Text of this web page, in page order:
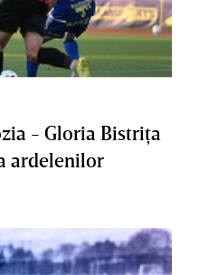
- Gloria Bistriţa
ardelenilor